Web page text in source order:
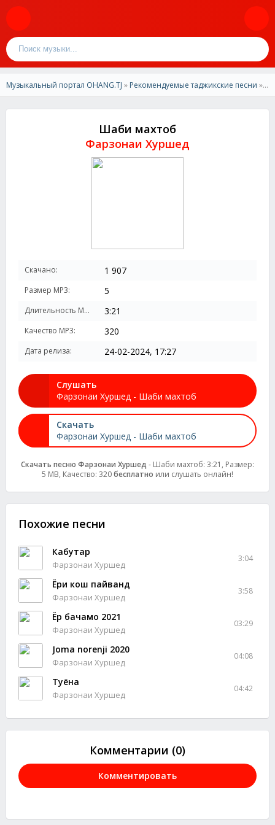
Музыкальный портал OHANG.TJ » Рекомендуемые таджикские песни » Фарзонаи Хуршед-Шаби махтоб
Шаби махтоб
Фарзонаи Хуршед
Скачано: 1 907
Размер MP3: 5
Длительность MP3: 3:21
Качество MP3: 320
Дата релиза: 24-02-2024, 17:27
Слушать
Фарзонаи Хуршед - Шаби махтоб
Скачать
Фарзонаи Хуршед - Шаби махтоб
Скачать песню Фарзонаи Хуршед - Шаби махтоб: 3:21, Размер:
5 MB, Качество: 320бесплатно или слушать онлайн!
Похожие песни
Кабутар
Фарзонаи Хуршед
3:04
Ёри кош пайванд
Фарзонаи Хуршед
3:58
Ёр бачамо 2021
Фарзонаи Хуршед
03:29
Joma norenji 2020
Фарзонаи Хуршед
04:08
Туёна
Фарзонаи Хуршед
04:42
Комментарии (0)
Комментировать